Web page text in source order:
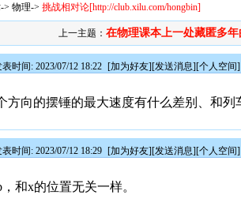
-> 物理->挑战相对论[http://club.xilu.com/hongbin]
上一主题： 在物理课本上一处藏匿多年
表时间: 2023/07/12 18:22 [加为好友][发送消息][个人空间]
方向的摆锤的最大速度有什么差别、和列
表时间: 2023/07/12 18:29 [加为好友][发送消息][个人空间]
和x的位置无关一样。